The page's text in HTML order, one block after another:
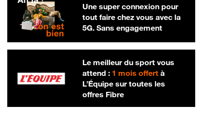
Une super connexion pour
tout faire chez vous avec la
5G. Sans engagement
Le meilleur du sport vous
attend : 1 mois offertà
L’Équipe sur toutes les
offres Fibre